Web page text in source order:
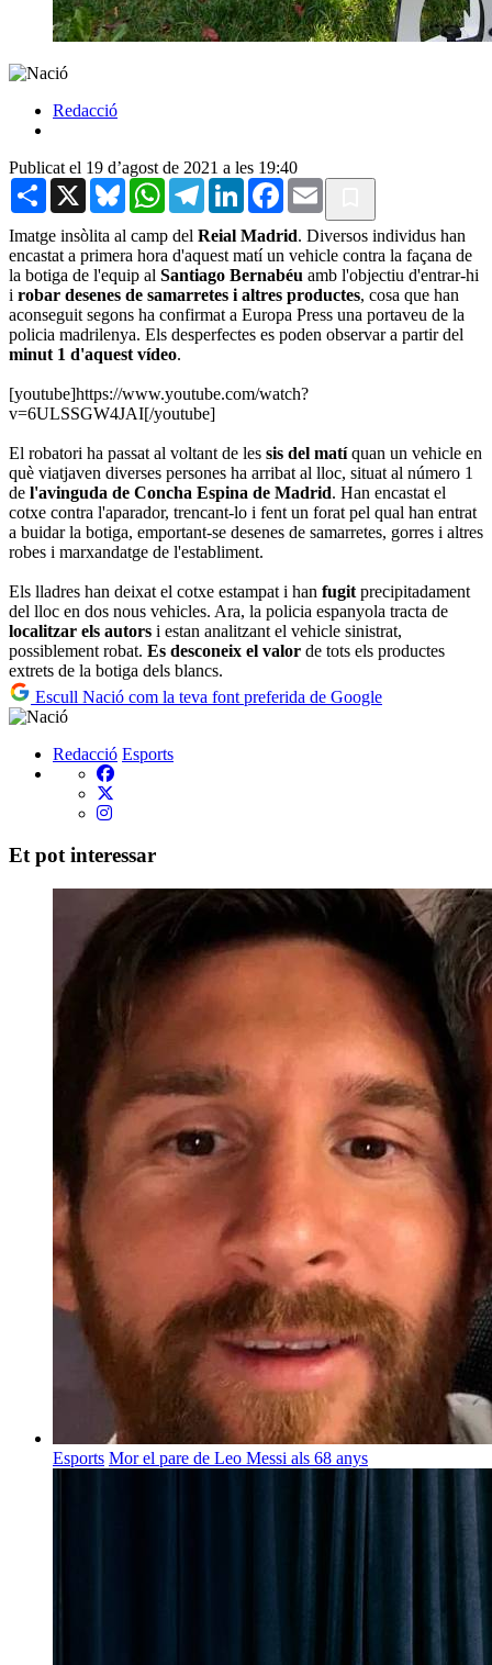
Redacció
Publicat el 19 d’agost de 2021 a les 19:40
Share X BlueskyWhatsAppTelegramLinkedInFacebook
Email
Imatge insòlita al camp del Reial Madrid. Diversos individus han
encastat a primera hora d'aquest matí un vehicle contra la façana de
la botiga de l'equip al Santiago Bernabéu amb l'objectiu d'entrar-hi
i robar desenes de samarretes i altres productes, cosa que han
aconseguit segons ha confirmat a Europa Press una portaveu de la
policia madrilenya. Els desperfectes es poden observar a partir del
minut 1 d'aquest vídeo.
[youtube]https://www.youtube.com/watch?
v=6ULSSGW4JAI[/youtube]
El robatori ha passat al voltant de les sis del matíquan un vehicle en
què viatjaven diverses persones ha arribat al lloc, situat al número 1
de l'avinguda de Concha Espina de Madrid. Han encastat el
cotxe contra l'aparador, trencant-lo i fent un forat pel qual han entrat
a buidar la botiga, emportant-se desenes de samarretes, gorres i altres
robes i marxandatge de l'establiment.
Els lladres han deixat el cotxe estampat i han fugit precipitadament
del lloc en dos nous vehicles. Ara, la policia espanyola tracta de
localitzar els autors i estan analitzant el vehicle sinistrat,
possiblement robat. Es desconeix el valor de tots els productes
extrets de la botiga dels blancs.
Escull Nació com la teva font preferida de Google
Redacció Esports
Et pot interessar
Esports Mor el pare de Leo Messi als 68 anys